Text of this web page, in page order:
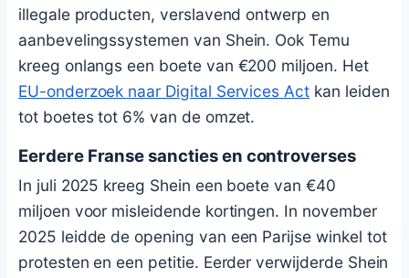
illegale producten, verslavend ontwerp en
aanbevelingssystemen van Shein. Ook Temu
kreeg onlangs een boete van €200 miljoen. Het
EU-onderzoek naar Digital Services Act kan leiden
tot boetes tot 6% van de omzet.
Eerdere Franse sancties en controverses
In juli 2025 kreeg Shein een boete van €40
miljoen voor misleidende kortingen. In november
2025 leidde de opening van een Parijse winkel tot
protesten en een petitie. Eerder verwijderde Shein